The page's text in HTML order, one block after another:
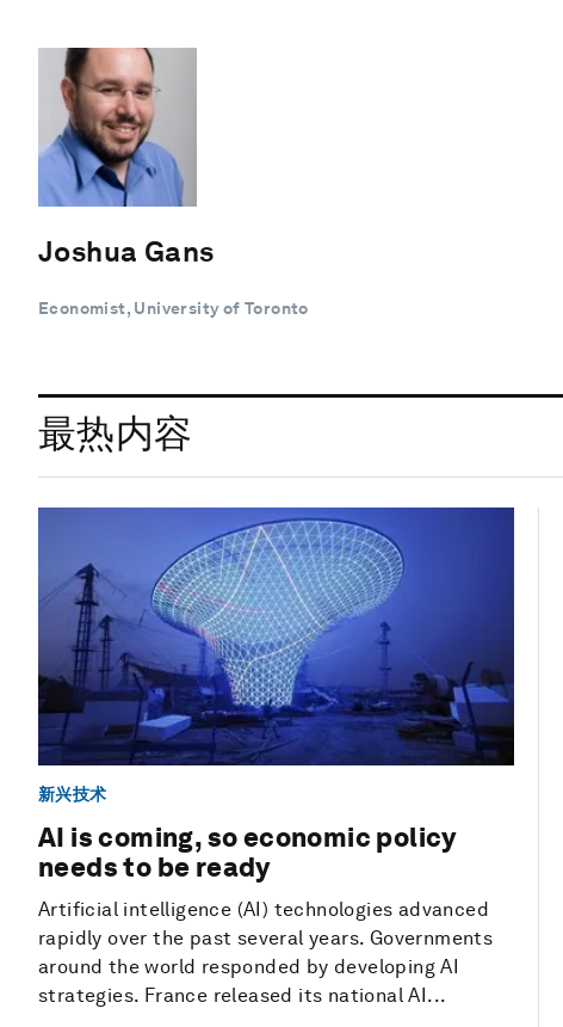
Joshua Gans
Economist, University of Toronto
最热内容
新兴技术
AI is coming, so economic policy
needs to be ready
Artificial intelligence (AI) technologies advanced
rapidly over the past several years. Governments
around the world responded by developing AI
strategies. France released its national AI...